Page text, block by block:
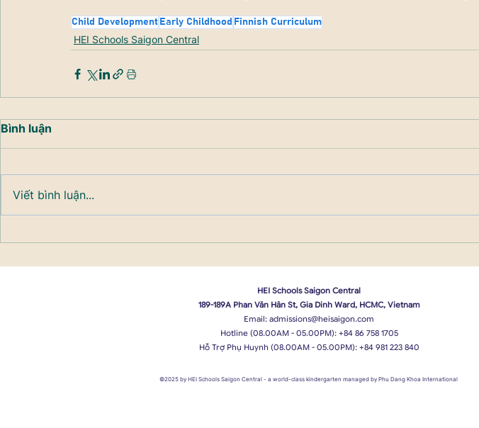
Child Development Early Childhood Finnish Curriculum
HEI Schools Saigon Central
Bình luận
Viết bình luận...
HEI Schools Saigon Central
189-189A Phan Văn Hân St, Gia Dinh Ward, HCMC, Vietnam
Email: admissions@heisaigon.com
Hotline (08.00AM - 05.00PM): +84 86 758 1705
Hỗ Trợ Phụ Huynh (08.00AM - 05.00PM): +84 981 223 840
©2025 by HEI Schools Saigon Central - a world-class kindergarten managed by Phu Dang Khoa International